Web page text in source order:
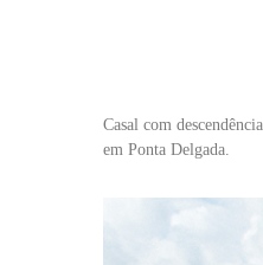
Casal com
em Ponta Delgada.